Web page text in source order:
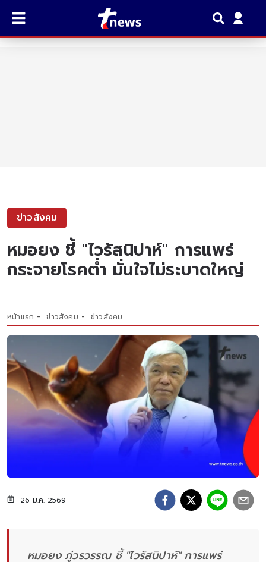
ข่าวสังคม
หมอยง ชี้ "ไวรัสนิปาห์" การแพร่
กระจายโรคต่ำ มั่นใจไม่ระบาดใหญ่
หน้าแรก ข่าวสังคม ข่าวสังคม
26 ม.ค. 2569
หมอยง ภู่วรวรรณ ชี้ "ไวรัสนิปาห์" การแพร่